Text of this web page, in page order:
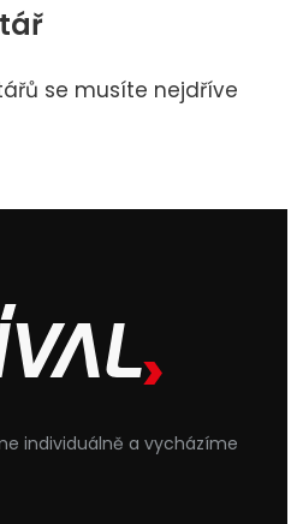
se musíte nejdříve
individuálně a vycházíme